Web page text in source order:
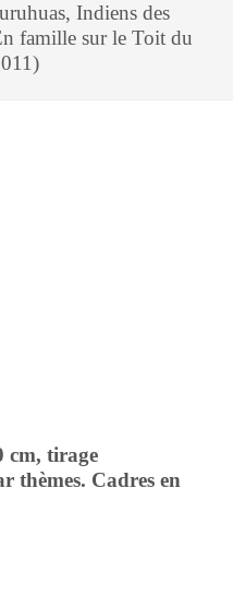
Indiens des
famille sur le Toit du
cm, tirage
thèmes. Cadres en